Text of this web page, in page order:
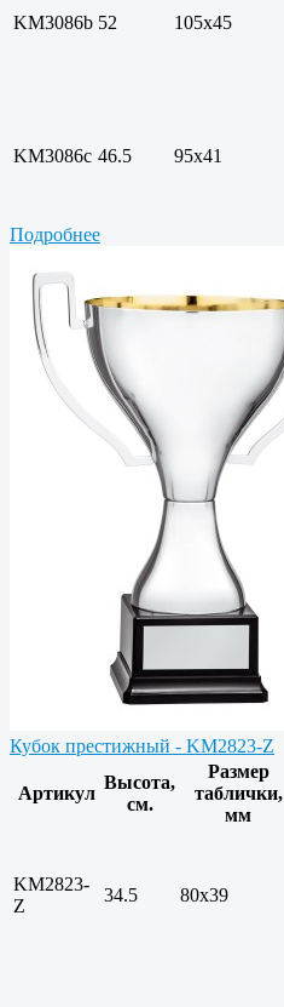
KM3086b 52 105х45
KM3086c 46.5 95х41
Подробнее
Кубок престижный - KM2823-Z
Артикул
Высота,
см.
Размер
таблички,
мм
KM2823-
Z
34.5 80х39